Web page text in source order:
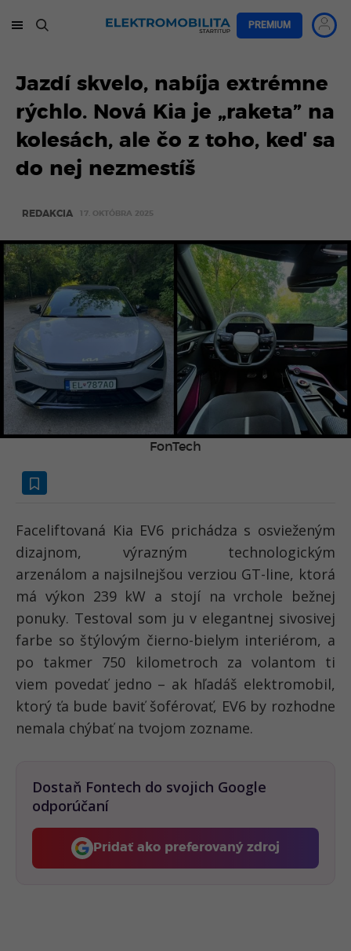
PREMIUM
Jazdí skvelo, nabíja extrémne
rýchlo. Nová Kia je „raketa” na
kolesách, ale čo z toho, keď sa
do nej nezmestíš
REDAKCIA 17. OKTÓBRA 2025
FonTech
Faceliftovaná Kia EV6 prichádza s osvieženým
dizajnom, výrazným technologickým
arzenálom a najsilnejšou verziou GT-line, ktorá
má výkon 239 kW a stojí na vrchole bežnej
ponuky. Testoval som ju v elegantnej sivosivej
farbe so štýlovým čierno-bielym interiérom, a
po takmer 750 kilometroch za volantom ti
viem povedať jedno – ak hľadáš elektromobil,
ktorý ťa bude baviť šoférovať, EV6 by rozhodne
nemala chýbať na tvojom zozname.
Dostaň Fontech do svojich Google
odporúčaní
Pridať ako preferovaný zdroj
Fontech, odkaz sa otvorí v